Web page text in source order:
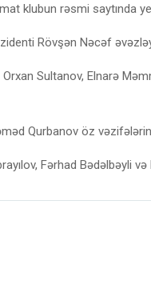
klubun rəsmi saytında
Rövşən Nəcəf
Sultanov, Elnarə
Qurbanov öz
Fərhad Bədəlbəyli